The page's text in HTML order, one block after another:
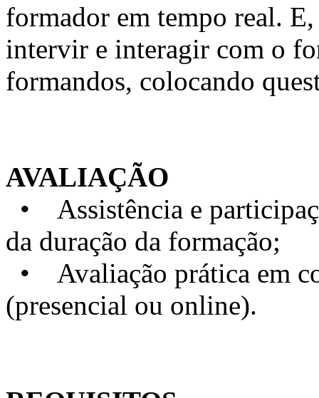
formador em tempo real.
intervir e interagir com o
formandos, colocando
AVALIAÇÃO
• Assistência e
da duração da formação;
• Avaliação prática em
(presencial ou online).